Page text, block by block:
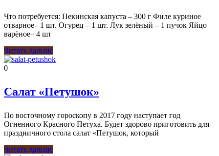
Что потребуется: Пекинская капуста – 300 г Филе куриное
отварное– 1 шт. Огурец – 1 шт. Лук зелёный – 1 пучок Яйцо
варёное– 4 шт
Читать дальше
0
Салат «Петушок»
По восточному гороскопу в 2017 году наступает год
Огненного Красного Петуха. Будет здорово приготовить для
праздничного стола салат «Петушок, который
Читать дальше